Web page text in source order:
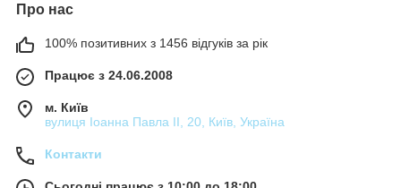
Про нас
100% позитивних з 1456 відгуків за рік
Працює з 24.06.2008
м. Київ
вулиця Іоанна Павла ІІ, 20, Київ, Україна
Контакти